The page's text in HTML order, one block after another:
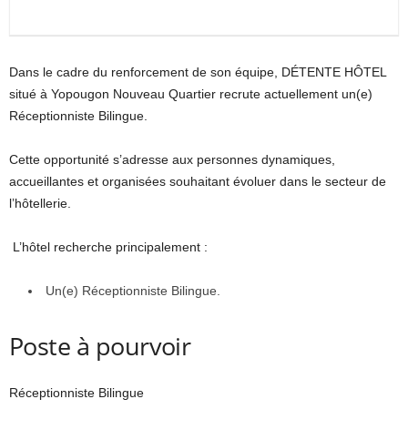
Dans le cadre du renforcement de son équipe, DÉTENTE HÔTEL
situé à Yopougon Nouveau Quartier recrute actuellement un(e)
Réceptionniste Bilingue.
Cette opportunité s’adresse aux personnes dynamiques,
accueillantes et organisées souhaitant évoluer dans le secteur de
l’hôtellerie.
L’hôtel recherche principalement :
Un(e) Réceptionniste Bilingue.
Poste à pourvoir
Réceptionniste Bilingue